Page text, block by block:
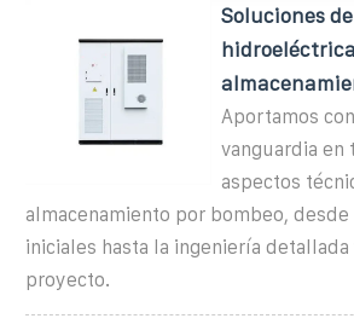
Soluciones
Aportamos
vanguardia en
aspectos
almacenamiento por bombeo,
iniciales hasta la ingeniería detallada
proyecto.